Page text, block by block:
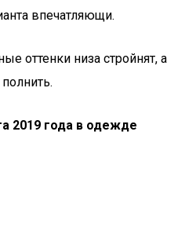
впечатляющи.
оттенки низа стройнят, а
2019 года в одежде